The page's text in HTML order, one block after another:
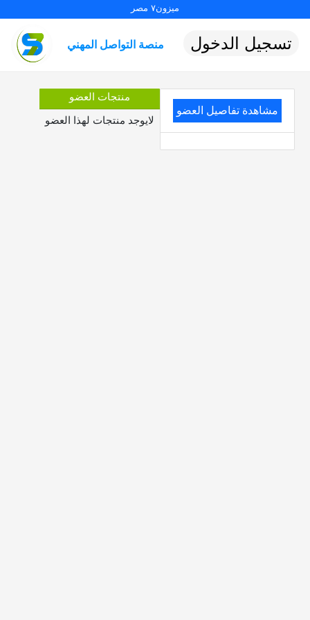
ميزون٧ مصر
منصة التواصل المهني تسجيل الدخول
مشاهدة تفاصيل العضو
منتجات العضو
لايوجد منتجات لهذا العضو